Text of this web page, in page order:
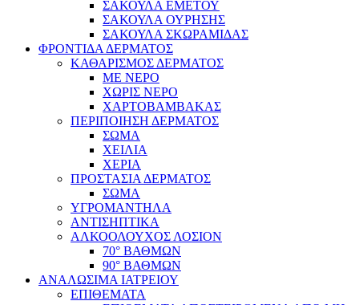
ΣΑΚΟΥΛΑ ΕΜΕΤΟΥ
ΣΑΚΟΥΛΑ ΟΥΡΗΣΗΣ
ΣΑΚΟΥΛΑ ΣΚΩΡΑΜΙΔΑΣ
ΦΡΟΝΤΙΔΑ ΔΕΡΜΑΤΟΣ
ΚΑΘΑΡΙΣΜΟΣ ΔΕΡΜΑΤΟΣ
ΜΕ ΝΕΡΟ
ΧΩΡΙΣ ΝΕΡΟ
ΧΑΡΤΟΒΑΜΒΑΚΑΣ
ΠΕΡΙΠΟΙΗΣΗ ΔΕΡΜΑΤΟΣ
ΣΩΜΑ
ΧΕΙΛΙΑ
ΧΕΡΙΑ
ΠΡΟΣΤΑΣΙΑ ΔΕΡΜΑΤΟΣ
ΣΩΜΑ
ΥΓΡΟΜΑΝΤΗΛΑ
ΑΝΤΙΣΗΠΤΙΚΑ
ΑΛΚΟΟΛΟΥΧΟΣ ΛΟΣΙΟΝ
70° ΒΑΘΜΩΝ
90° ΒΑΘΜΩΝ
ΑΝΑΛΩΣΙΜΑ ΙΑΤΡΕΙΟΥ
ΕΠΙΘΕΜΑΤΑ